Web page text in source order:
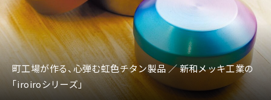
町工場が作る、心弾む虹色チタン製品 ／ 新和メッキ工業の
「iroiroシリーズ」